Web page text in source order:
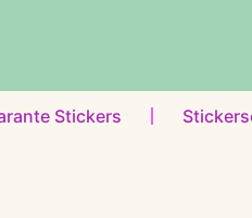
Stickers